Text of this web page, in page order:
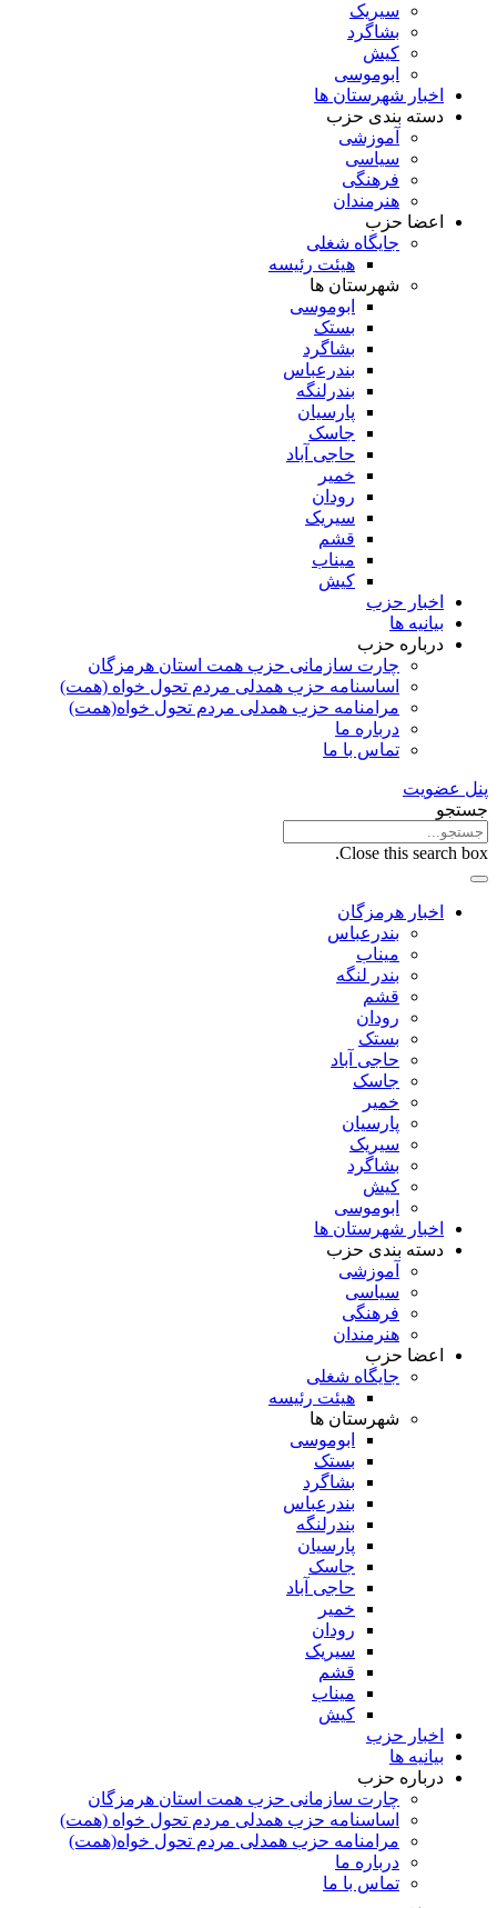
سیریک
بشاگرد
کیش
ابوموسی
اخبار شهرستان ها
دسته بندی حزب
آموزشی
سیاسی
فرهنگی
هنرمندان
اعضا حزب
جایگاه شغلی
هیئت رئیسه
شهرستان ها
ابوموسی
بستک
بشاگرد
بندرعباس
بندرلنگه
پارسیان
جاسک
حاجی آباد
خمیر
رودان
سیریک
قشم
میناب
کیش
اخبار حزب
بیانیه ها
درباره حزب
چارت سازمانی حزب همت استان هرمزگان
اساسنامه حزب همدلی مردم تحول خواه (همت)
مرامنامه حزب همدلی مردم تحول خواه(همت)
درباره ما
تماس با ما
پنل عضویت
جستجو
Close this search box.
اخبار هرمزگان
بندرعباس
میناب
بندر لنگه
قشم
رودان
بستک
حاجی آباد
جاسک
خمیر
پارسیان
سیریک
بشاگرد
کیش
ابوموسی
اخبار شهرستان ها
دسته بندی حزب
آموزشی
سیاسی
فرهنگی
هنرمندان
اعضا حزب
جایگاه شغلی
هیئت رئیسه
شهرستان ها
ابوموسی
بستک
بشاگرد
بندرعباس
بندرلنگه
پارسیان
جاسک
حاجی آباد
خمیر
رودان
سیریک
قشم
میناب
کیش
اخبار حزب
بیانیه ها
درباره حزب
چارت سازمانی حزب همت استان هرمزگان
اساسنامه حزب همدلی مردم تحول خواه (همت)
مرامنامه حزب همدلی مردم تحول خواه(همت)
درباره ما
تماس با ما